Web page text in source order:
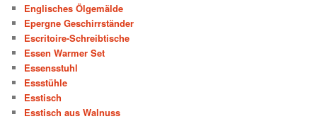
Englisches Ölgemälde
Epergne Geschirrständer
Escritoire-Schreibtische
Essen Warmer Set
Essensstuhl
Essstühle
Esstisch
Esstisch aus Walnuss